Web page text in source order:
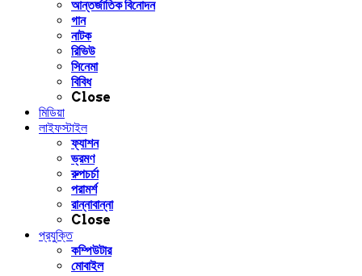
আন্তর্জাতিক বিনোদন
গান
নাটক
রিভিউ
সিনেমা
বিবিধ
Close
মিডিয়া
লাইফস্টাইল
ফ্যাশন
ভ্রমণ
রুপচর্চা
পরামর্শ
রান্নাবান্না
Close
প্রযুক্তি
কম্পিউটার
মোবাইল